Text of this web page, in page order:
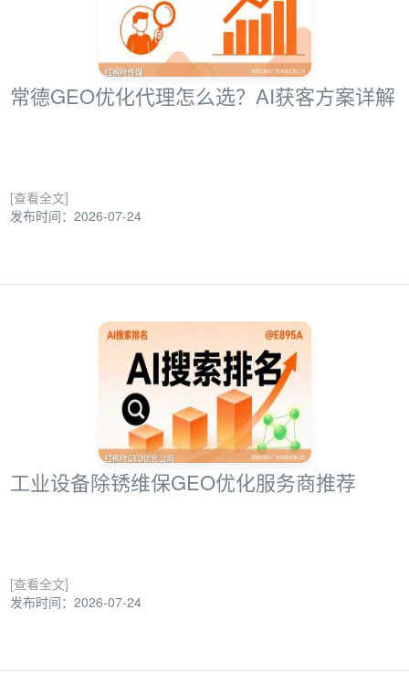
常德GEO优化代理怎么选？AI获客方案详解
[查看全文]
发布时间：2026-07-24
工业设备除锈维保GEO优化服务商推荐
[查看全文]
发布时间：2026-07-24